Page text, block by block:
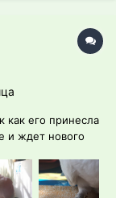
как его принесла
и ждет нового
не